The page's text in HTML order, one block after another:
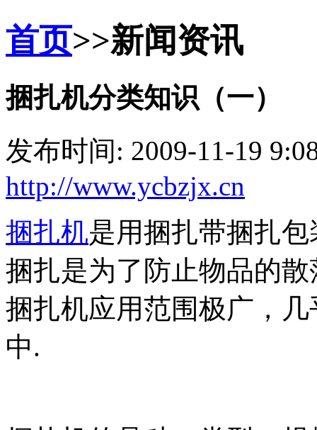
首页>>新闻资讯
捆扎机分类知识（一）
发布时间: 2009-11-19
http://www.ycbzjx.cn
捆扎机是用捆扎带捆扎
捆扎是为了防止物品的
捆扎机应用范围极广，
中.